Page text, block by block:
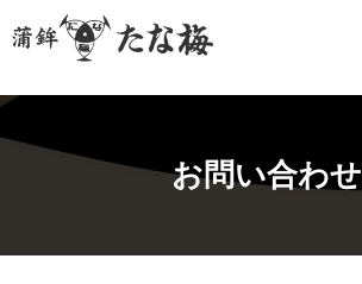
お問い合わせ